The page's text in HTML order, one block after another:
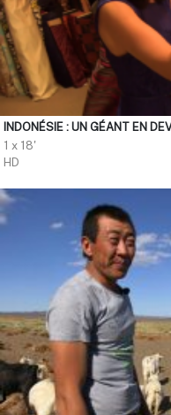
INDONÉSIE : UN GÉANT EN
1 x 18'
HD